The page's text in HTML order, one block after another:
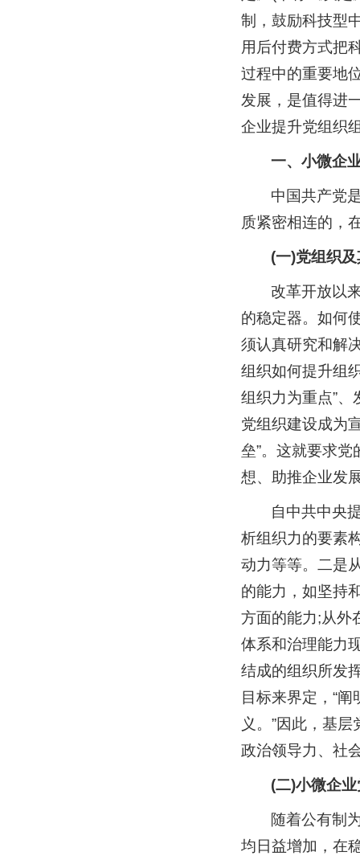
制，鼓励科技型
用后付费方式把
过程中的重要地
发展，是值得进
企业提升党组织
一、小微企
中国共产党
质紧密相连的，
(一)党组织
改革开放以
的稳定器。如何
须认真研究和解
组织如何提升组
组织力为重点”、
党组织建设成为
垒”。这就要求
想、助推企业发
自中共中央
析组织力的要素
动力等等。二是
的能力，如坚持
方面的能力;从外
体系和治理能力
结成的组织所发
目标来界定，“
义。”因此，基
政治领导力、社
(二)小微企
随着公有制
均日益增加，在